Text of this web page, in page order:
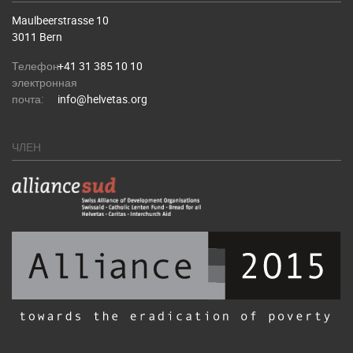
Maulbeerstrasse 10
3011 Bern
Телефон:+41 31 385 10 10
электронная
почта:
info@helvetas.org
ЧЛЕН